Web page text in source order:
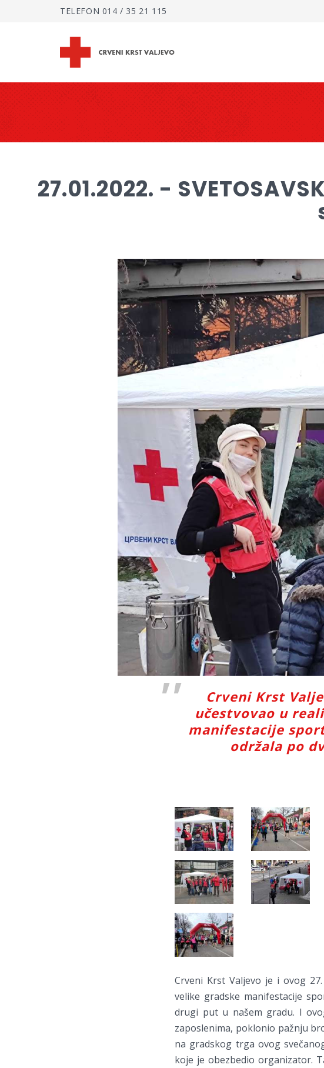
TELEFON 014 / 35 21 115
27.01.2022. -
Crveni Krst
učestvovao u
manifestacije
održala po
Crveni Krst Valjevo je i ovog
velike gradske manifestacije
drugi put u našem gradu. I
zaposlenima, poklonio pažnju
na gradskog trga ovog
koje je obezbedio organizator.